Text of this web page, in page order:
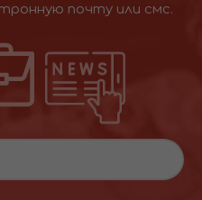
почту или смс.